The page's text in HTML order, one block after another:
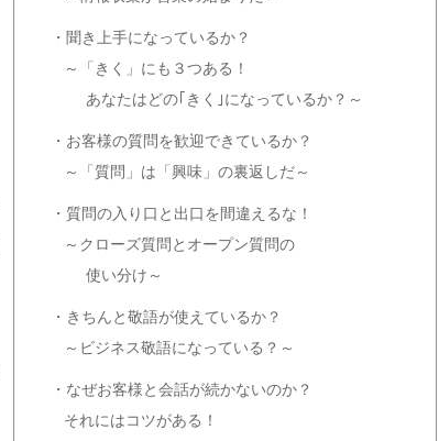
・聞き上手になっているか？
～「きく」にも３つある！
あなたはどの｢きく｣になっているか？～
・お客様の質問を歓迎できているか？
～「質問」は「興味」の裏返しだ～
・質問の入り口と出口を間違えるな！
～クローズ質問とオープン質問の
使い分け～
・きちんと敬語が使えているか？
～ビジネス敬語になっている？～
・なぜお客様と会話が続かないのか？
それにはコツがある！